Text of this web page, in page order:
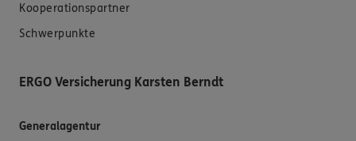
Kooperationspartner
Schwerpunkte
ERGO Versicherung Karsten Berndt
Generalagentur